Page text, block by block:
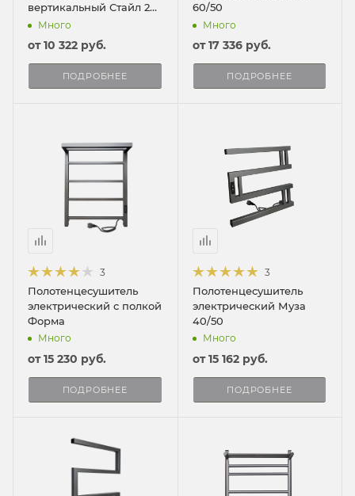
вертикальный Стайл 2
90/8Много
от10 322 руб.
ПОДРОБНЕЕ
60/50
Много
от17 336 руб.
ПОДРОБНЕЕ
3
Полотенцесушитель
электрический с полкой
Форма
Много
от15 230 руб.
ПОДРОБНЕЕ
3
Полотенцесушитель
электрический Муза
40/50
Много
от15 162 руб.
ПОДРОБНЕЕ